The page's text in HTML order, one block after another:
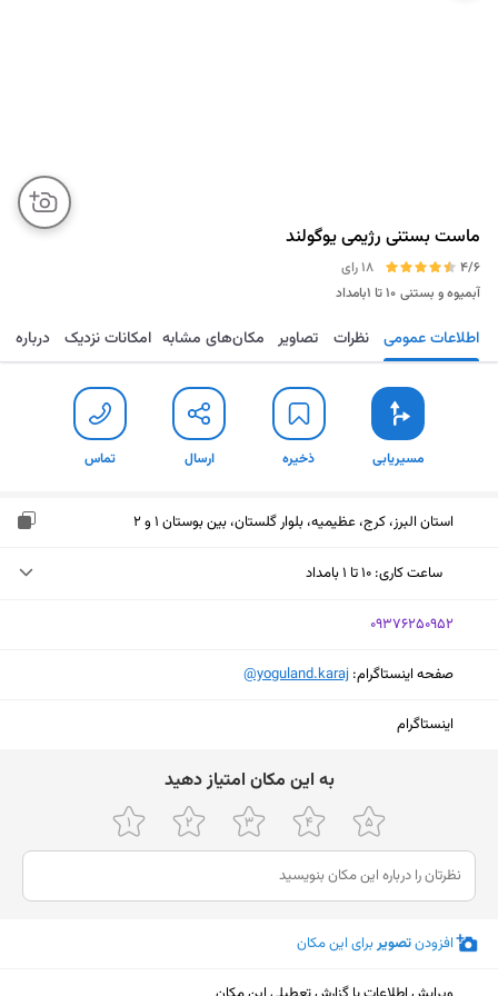
ماست بستنی رژیمی یوگولند
4/6
18 رای
آبمیوه و بستنی ۱۰ تا ۱بامداد
مسیریابی ذخیره ارسال تماس اطلاعات عمومی نظرات تصاویر مکان‌های مشابه امکانات نزدیک درباره
مسیریابی ذخیره ارسال تماس
استان البرز، کرج، عظیمیه، بلوار گلستان، بین بوستان 1 و 2
ساعت کاری: ۱۰ تا ۱ بامداد
چهارشنبه (امروز)
دوشنبه
۱۰ تا ۱ بامداد
سه‌شنبه
‎09376250952
صفحه اینستاگرام: ‎@yoguland.karaj
اینستاگرام
ﺑﻪ اﯾﻦ ﻣﮑﺎن اﻣﺘﯿﺎز دﻫﯿﺪ
افزودنتصویربرای این مکان